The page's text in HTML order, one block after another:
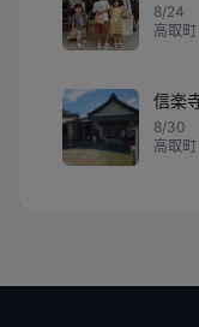
8/24
高取町
信楽
8/30
高取町